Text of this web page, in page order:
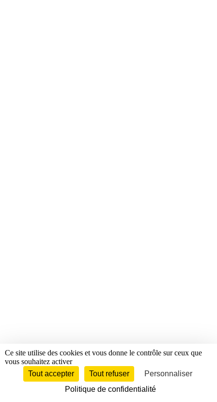
Ce site utilise des cookies et vous donne le contrôle sur ceux que
vous souhaitez activer
Tout accepter
Tout refuser
Personnaliser
Politique de confidentialité